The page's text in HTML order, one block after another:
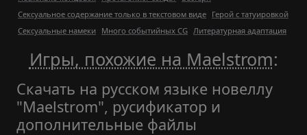
Сексуальное содержание только в текстовом виде Герой с татуировкой
Сексуальные намеки Много событийных CG Литературная адаптация
Игры, похожие на Maelstrom:
Скачать на русском языке новеллу
"Maelstrom", русификатор и
дополнительные файлы